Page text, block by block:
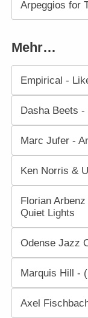
Arpeggios for
Mehr…
Empirical -
Dasha Beets
Marc Jufer -
Ken Norris &
Florian
Quiet Lights
Odense Jazz
Marquis Hill -
Axel